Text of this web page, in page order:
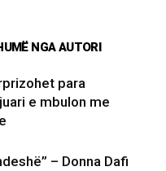
NGA AUTORI
para
e mbulon me
– Donna Dafi